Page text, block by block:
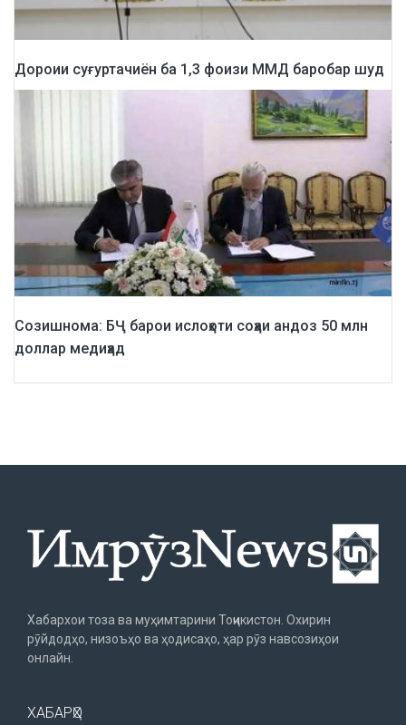
Дороии суғуртачиён ба 1,3 фоизи ММД баробар шуд
Созишнома: БҶ барои ислоҳоти соҳаи андоз 50 млн
доллар медиҳад
Хабархои тоза ва муҳимтарини Тоҷикистон. Охирин
рӯйдодҳо, низоъҳо ва ҳодисаҳо, ҳар рӯз навсозиҳои
онлайн.
ХАБАРҲО